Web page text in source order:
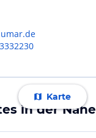
Karte
in der Nähe